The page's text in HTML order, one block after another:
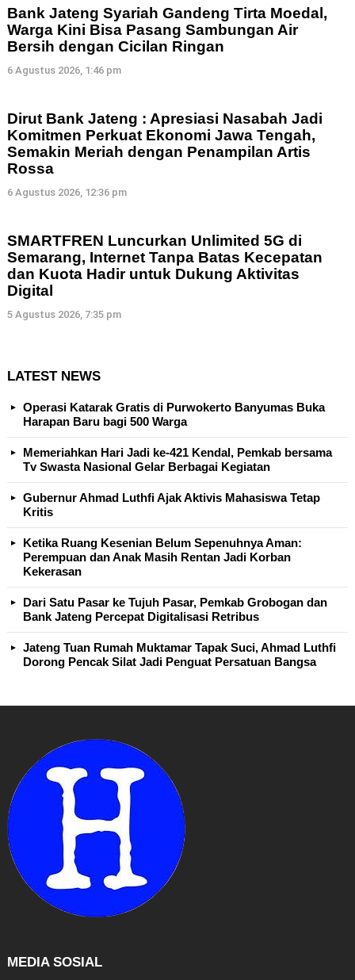
Bank Jateng Syariah Gandeng Tirta Moedal,
Warga Kini Bisa Pasang Sambungan Air
Bersih dengan Cicilan Ringan
6 Agustus 2026, 1:46 pm
Dirut Bank Jateng : Apresiasi Nasabah Jadi
Komitmen Perkuat Ekonomi Jawa Tengah,
Semakin Meriah dengan Penampilan Artis
Rossa
6 Agustus 2026, 12:36 pm
SMARTFREN Luncurkan Unlimited 5G di
Semarang, Internet Tanpa Batas Kecepatan
dan Kuota Hadir untuk Dukung Aktivitas
Digital
5 Agustus 2026, 7:35 pm
LATEST NEWS
Operasi Katarak Gratis di Purwokerto Banyumas Buka
Harapan Baru bagi 500 Warga
Memeriahkan Hari Jadi ke-421 Kendal, Pemkab bersama
Tv Swasta Nasional Gelar Berbagai Kegiatan
Gubernur Ahmad Luthfi Ajak Aktivis Mahasiswa Tetap
Kritis
Ketika Ruang Kesenian Belum Sepenuhnya Aman:
Perempuan dan Anak Masih Rentan Jadi Korban
Kekerasan
Dari Satu Pasar ke Tujuh Pasar, Pemkab Grobogan dan
Bank Jateng Percepat Digitalisasi Retribus
Jateng Tuan Rumah Muktamar Tapak Suci, Ahmad Luthfi
Dorong Pencak Silat Jadi Penguat Persatuan Bangsa
MEDIA SOSIAL